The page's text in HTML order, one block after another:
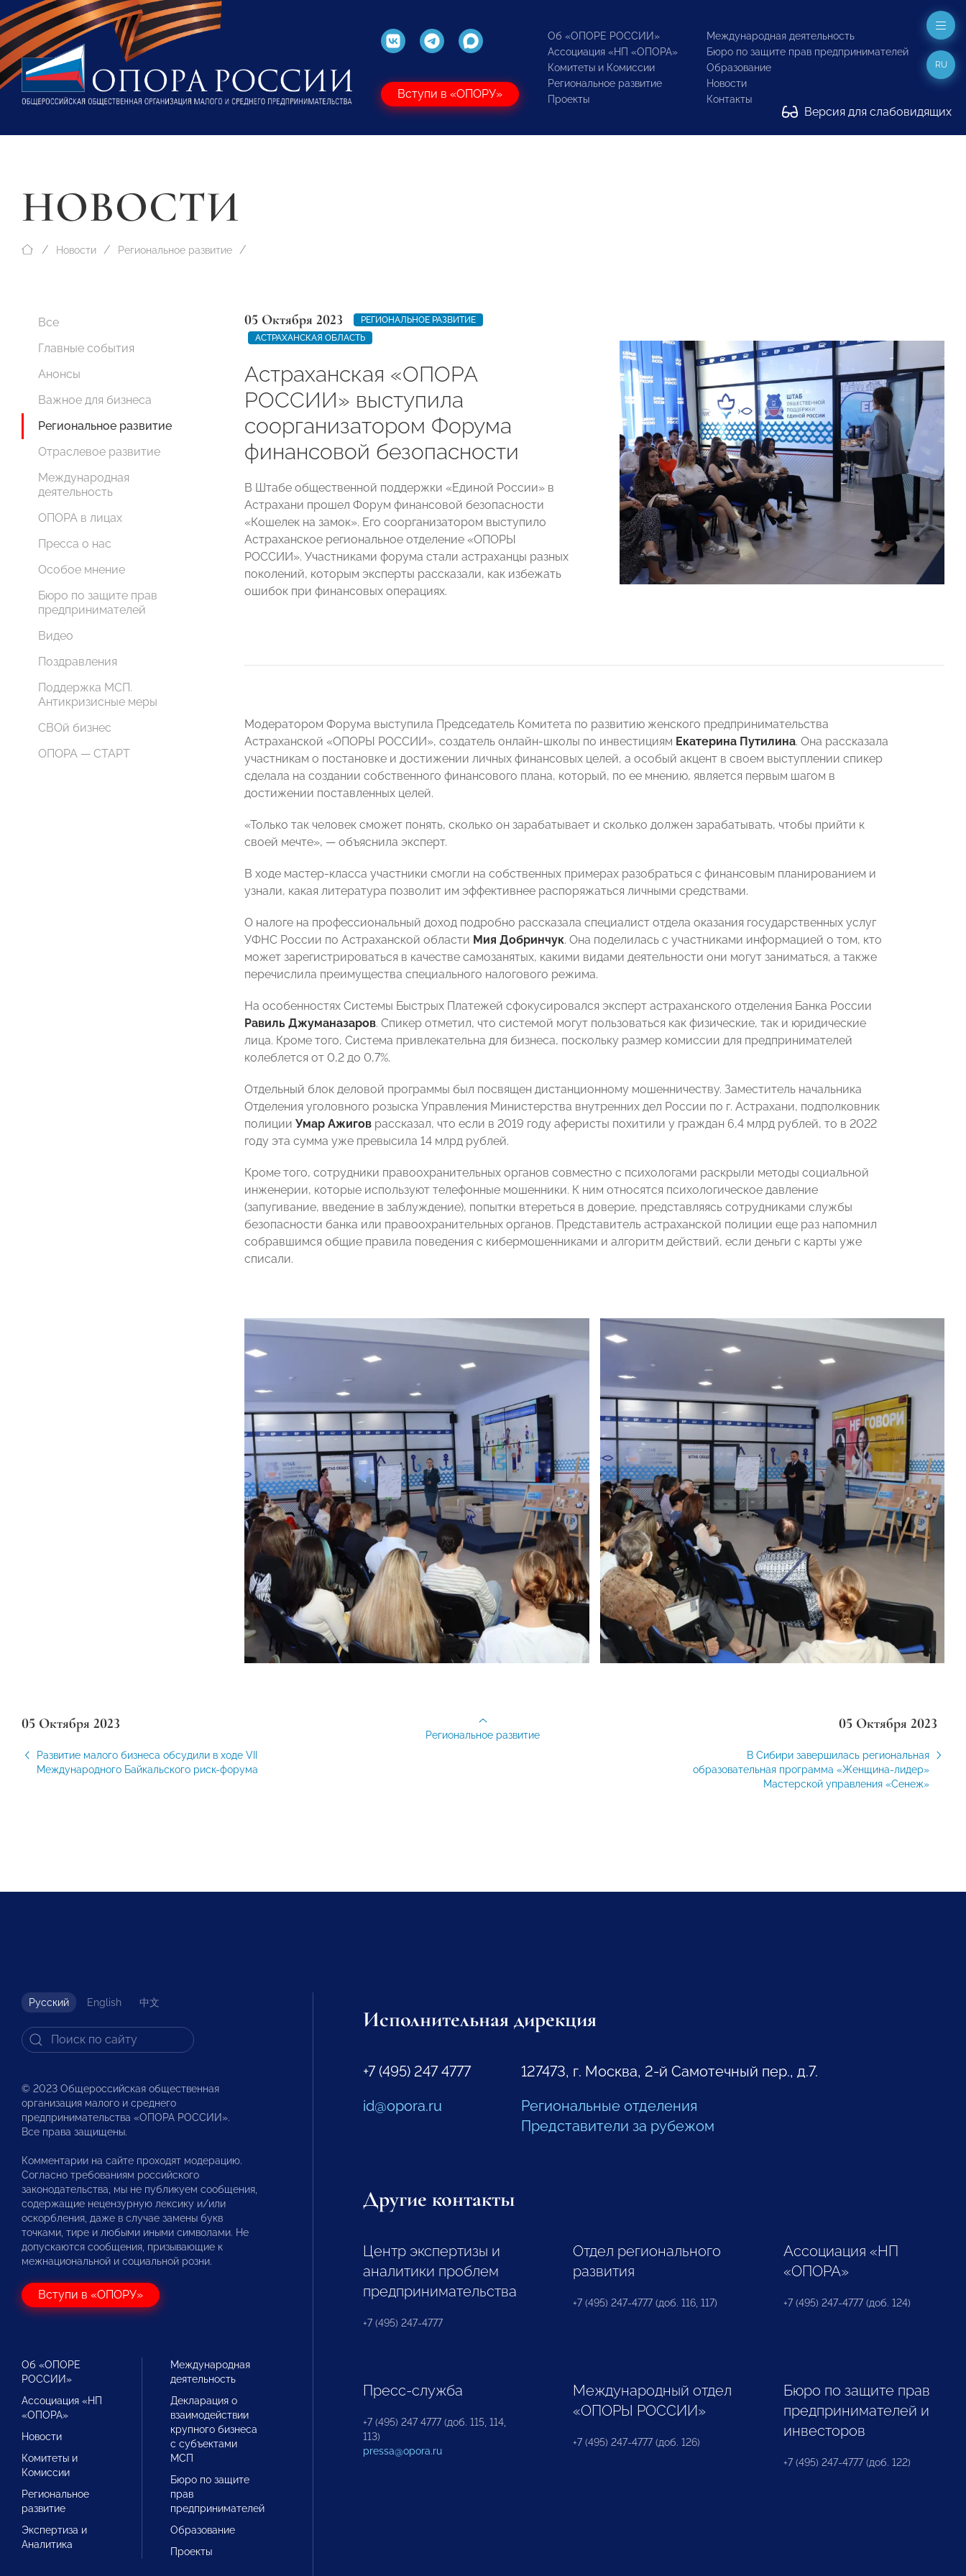
Вступи в «ОПОРУ»
Об «ОПОРЕ РОССИИ»
Ассоциация «НП «ОПОРА»
Комитеты и Комиссии
Региональное развитие
Проекты
Международная деятельность
Бюро по защите прав предпринимателей
Образование
Новости
Контакты
Версия для слабовидящих
RU
НОВОСТИ
Новости Региональное развитие
Все
Главные события
Анонсы
Важное для бизнеса
Региональное развитие
Отраслевое развитие
Международная
деятельность
ОПОРА в лицах
Пресса о нас
Особое мнение
Бюро по защите прав
предпринимателей
Видео
Поздравления
Поддержка МСП.
Антикризисные меры
СВОй бизнес
ОПОРА — СТАРТ
05 Октября 2023
РЕГИОНАЛЬНОЕ РАЗВИТИЕ
АСТРАХАНСКАЯ ОБЛАСТЬ
Астраханская «ОПОРА
РОССИИ» выступила
соорганизатором Форума
финансовой безопасности
В Штабе общественной поддержки «Единой России» в
Астрахани прошел Форум финансовой безопасности
«Кошелек на замок». Его соорганизатором выступило
Астраханское региональное отделение «ОПОРЫ
РОССИИ». Участниками форума стали астраханцы разных
поколений, которым эксперты рассказали, как избежать
ошибок при финансовых операциях.
Модератором Форума выступила Председатель Комитета по развитию женского предпринимательства
Астраханской «ОПОРЫ РОССИИ», создатель онлайн-школы по инвестициям Екатерина Путилина. Она рассказала
участникам о постановке и достижении личных финансовых целей, а особый акцент в своем выступлении спикер
сделала на создании собственного финансового плана, который, по ее мнению, является первым шагом в
достижении поставленных целей.
«Только так человек сможет понять, сколько он зарабатывает и сколько должен зарабатывать, чтобы прийти к
своей мечте», — объяснила эксперт.
В ходе мастер-класса участники смогли на собственных примерах разобраться с финансовым планированием и
узнали, какая литература позволит им эффективнее распоряжаться личными средствами.
О налоге на профессиональный доход подробно рассказала специалист отдела оказания государственных услуг
УФНС России по Астраханской области Мия Добринчук. Она поделилась с участниками информацией о том, кто
может зарегистрироваться в качестве самозанятых, какими видами деятельности они могут заниматься, а также
перечислила преимущества специального налогового режима.
На особенностях Системы Быстрых Платежей сфокусировался эксперт астраханского отделения Банка России
Равиль Джуманазаров. Спикер отметил, что системой могут пользоваться как физические, так и юридические
лица. Кроме того, Система привлекательна для бизнеса, поскольку размер комиссии для предпринимателей
колеблется от 0,2 до 0,7%.
Отдельный блок деловой программы был посвящен дистанционному мошенничеству. Заместитель начальника
Отделения уголовного розыска Управления Министерства внутренних дел России по г. Астрахани, подполковник
полиции Умар Ажигов рассказал, что если в 2019 году аферисты похитили у граждан 6,4 млрд рублей, то в 2022
году эта сумма уже превысила 14 млрд рублей.
Кроме того, сотрудники правоохранительных органов совместно с психологами раскрыли методы социальной
инженерии, которые используют телефонные мошенники. К ним относятся психологическое давление
(запугивание, введение в заблуждение), попытки втереться в доверие, представляясь сотрудниками службы
безопасности банка или правоохранительных органов. Представитель астраханской полиции еще раз напомнил
собравшимся общие правила поведения с кибермошенниками и алгоритм действий, если деньги с карты уже
списали.
05 Октября 2023
Развитие малого бизнеса обсудили в ходе VII
Международного Байкальского риск-форума
05 Октября 2023
В Сибири завершилась региональная
образовательная программа «Женщина-лидер»
Мастерской управления «Сенеж»
Региональное развитие
Русский English 中文
© 2023 Общероссийская общественная
организация малого и среднего
предпринимательства «ОПОРА РОССИИ».
Все права защищены.
Комментарии на сайте проходят модерацию.
Согласно требованиям российского
законодательства, мы не публикуем сообщения,
содержащие нецензурную лексику и/или
оскорбления, даже в случае замены букв
точками, тире и любыми иными символами. Не
допускаются сообщения, призывающие к
межнациональной и социальной розни.
Вступи в «ОПОРУ»
Об «ОПОРЕ
РОССИИ»
Ассоциация «НП
«ОПОРА»
Новости
Комитеты и
Комиссии
Региональное
развитие
Экспертиза и
Аналитика
Международная
деятельность
Декларация о
взаимодействии
крупного бизнеса
с субъектами
МСП
Бюро по защите
прав
предпринимателей
Образование
Проекты
Исполнительная дирекция
+7 (495) 247 4777
id@opora.ru
127473, г. Москва, 2-й Самотечный пер., д.7.
Региональные отделения
Представители за рубежом
Другие контакты
Центр экспертизы и
аналитики проблем
предпринимательства
+7 (495) 247-4777
Отдел регионального
развития
+7 (495) 247-4777 (доб. 116, 117)
Ассоциация «НП
«ОПОРА»
+7 (495) 247-4777 (доб. 124)
Пресс-служба
+7 (495) 247 4777 (доб. 115, 114,
113)
pressa@opora.ru
Международный отдел
«ОПОРЫ РОССИИ»
+7 (495) 247-4777 (доб. 126)
Бюро по защите прав
предпринимателей и
инвесторов
+7 (495) 247-4777 (доб. 122)